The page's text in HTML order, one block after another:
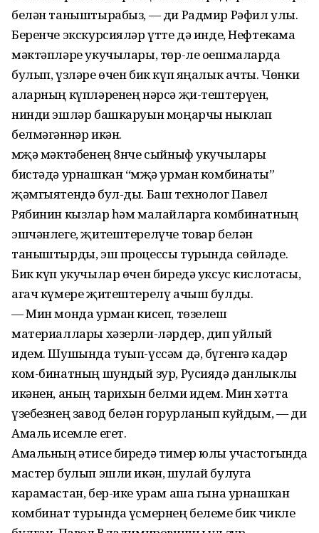
белән таныштырабыз, — ди Радмир Рәфил улы.
Беренче экскурсияләр үтте дә инде, Нефтекама
мәктәпләре укучылары, төр-ле оешмаларда
булып, үзләре өчен бик күп яңалык ачты. Чөнки
аларның күпләренең нәрсә җи-тештерүен,
нинди эшләр башкаруын моңарчы ныклап
белмәгәннәр икән.
Әмҗә мәктәбенең 8нче сыйныф укучылары
бистәдә урнашкан “Әмҗә урман комбинаты”
җәмгыятендә бул-ды. Баш технолог Павел
Рябинин кызлар һәм малайларга комбинатның
эшчәнлеге, җитештерелүче товар белән
таныштырды, эш процессы турында сөйләде.
Бик күп укучылар өчен биредә уксус кислотасы,
агач күмере җитештерелү ачыш булды.
— Мин монда урман кисеп, төзелеш
материаллары хәзерли-ләрдер, дип уйлый
идем. Шушында туып-үссәм дә, бүгенгә кадәр
ком-бинатның шундый зур, Русиядә данлыклы
икәнен, аның тарихын белми идем. Мин хәтта
үзебезнең завод белән горурланып куйдым, — ди
Амаль исемле егет.
Амальның әтисе биредә тимер юлы участогында
мастер булып эшли икән, шулай булуга
карамастан, бер-ике урам аша гына урнашкан
комбинат турында үсмернең белеме бик чикле